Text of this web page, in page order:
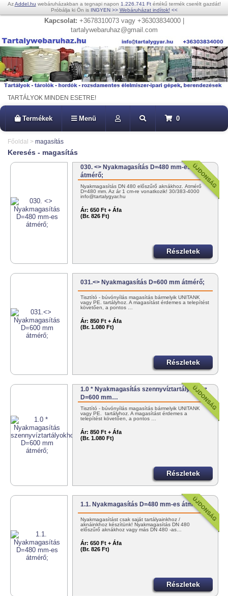
AzAddel.hu webáruházakban a tegnapi napon 1.226.741 Ftértékű termék cserélt gazdát!
Próbálja ki Ön is INGYEN >> Webáruházat indítok! <<
Kapcsolat: +3678310073 vagy +36303834000 |
tartalywebaruhaz@gmail.com
TARTÁLYOK MINDEN ESETRE!
Termékek Menü 0
Főoldal > magasítás
Keresés - magasítás
030. <> Nyakmagasítás D=480 mm-es
átmérő;
Nyakmagasítás DN 480 előszűrő aknákhoz. Átmérő
D=480 mm. Az ár 1 cm-re vonatkozik! 30/383-4000
info@tartalygyar.hu
Ár: 650 Ft + Áfa
(Br. 826 Ft)
Részletek
031.<> Nyakmagasítás D=600 mm átmérő;
Tisztító - búvónyílás magasítás bármelyik UNITANK
vagy PE. tartályhoz. A magasítást érdemes a telepítést
követően, a pontos …
Ár: 850 Ft + Áfa
(Br. 1.080 Ft)
Részletek
1.0 * Nyakmagasítás szennyvíztartályokhoz
D=600 mm…
Tisztító - búvónyílás magasítás bármelyik UNITANK
vagy PE. tartályhoz. A magasítást érdemes a
telepítést követően, a pontos …
Ár: 850 Ft + Áfa
(Br. 1.080 Ft)
Részletek
1.1. Nyakmagasítás D=480 mm-es átmérő;
Nyakmagasítást csak saját tartályainkhoz /
aknáinkhoz készítünk! Nyakmagasítás DN 480
előszűrő aknákhoz vagy más DN 480 -as…
Ár: 650 Ft + Áfa
(Br. 826 Ft)
Részletek